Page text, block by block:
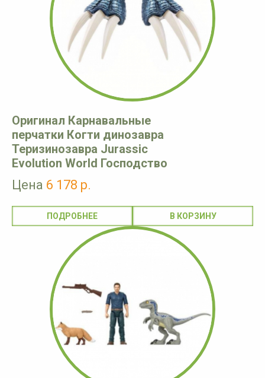
Оригинал Карнавальные
перчатки Когти динозавра
Теризинозавра Jurassic
Evolution World Господство
Цена 6 178 р.
ПОДРОБНЕЕ